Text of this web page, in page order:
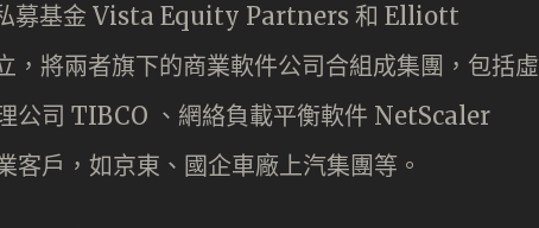
募基金 Vista Equity Partners ​​和 Elliott
兩者旗下的商業軟件公司合組成集團，包括虛
公司 TIBCO 、網絡負載平衡軟件 NetScaler
戶，如京東、國企車廠上汽集團等。